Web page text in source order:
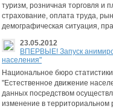
туризм, розничная торговля и
страхование, оплата труда,
демографическая ситуация,
23.05.2012
ВПЕРВЫЕ! Запуск
населения"
Национальное бюро
"Естественное движение
данных посредством
изменение в территориальном